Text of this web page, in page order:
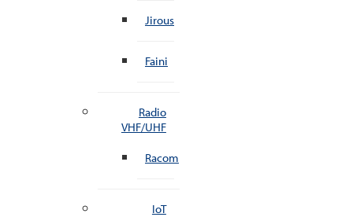
Jirous
Faini
Radio
VHF/UHF
Racom
IoT